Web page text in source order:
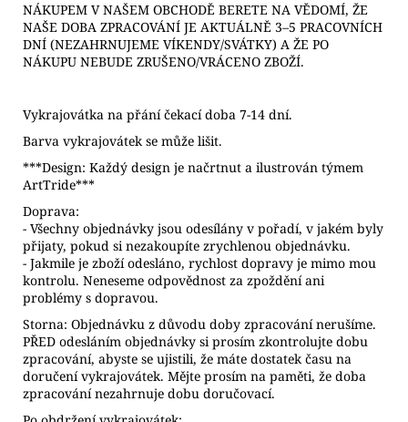
NÁKUPEM V NAŠEM OBCHODĚ BERETE NA VĚDOMÍ, ŽE
NAŠE DOBA ZPRACOVÁNÍ JE AKTUÁLNĚ 3–5 PRACOVNÍCH
DNÍ (NEZAHRNUJEME VÍKENDY/SVÁTKY) A ŽE PO
NÁKUPU NEBUDE ZRUŠENO/VRÁCENO ZBOŽÍ.
Vykrajovátka na přání čekací doba 7-14 dní.
Barva vykrajovátek se může lišit.
***Design: Každý design je načrtnut a ilustrován týmem
ArtTride***
Doprava:
- Všechny objednávky jsou odesílány v pořadí, v jakém byly
přijaty, pokud si nezakoupíte zrychlenou objednávku.
- Jakmile je zboží odesláno, rychlost dopravy je mimo mou
kontrolu. Neneseme odpovědnost za zpoždění ani
problémy s dopravou.
Storna: Objednávku z důvodu doby zpracování nerušíme.
PŘED odesláním objednávky si prosím zkontrolujte dobu
zpracování, abyste se ujistili, že máte dostatek času na
doručení vykrajovátek. Mějte prosím na paměti, že doba
zpracování nezahrnuje dobu doručovací.